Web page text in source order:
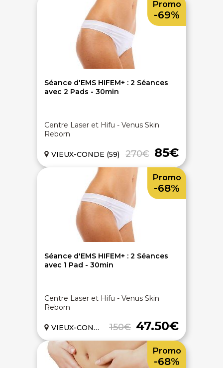
Séance d'EMS HIFEM+ : 2 Séances
avec 2 Pads - 30min
Centre Laser et Hifu - Venus Skin
Reborn
270€ 85€
VIEUX-CONDE (59)
Promo
-69%
Séance d'EMS HIFEM+ : 2 Séances
avec 1 Pad - 30min
Centre Laser et Hifu - Venus Skin
Reborn
150€ 47.50€
VIEUX-CONDE (59)
Promo
-68%
Promo
-68%